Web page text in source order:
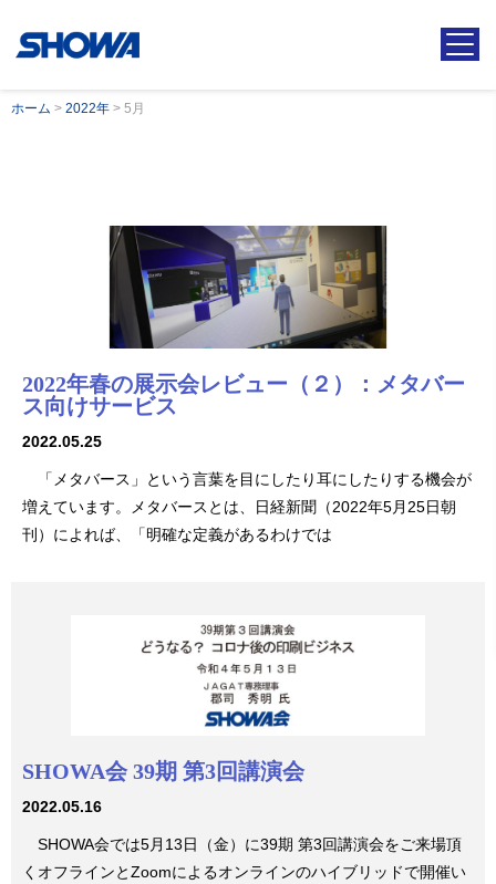
ホーム > 2022年 > 5月
2022年春の展示会レビュー（２）：メタバー
ス向けサービス
2022.05.25
「メタバース」という言葉を目にしたり耳にしたりする機会が
増えています。メタバースとは、日経新聞（2022年5月25日朝
刊）によれば、「明確な定義があるわけでは
SHOWA会 39期 第3回講演会
2022.05.16
SHOWA会では5月13日（金）に39期 第3回講演会をご来場頂
くオフラインとZoomによるオンラインのハイブリッドで開催い